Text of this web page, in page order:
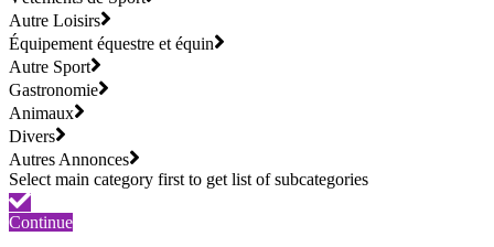
Autre Loisirs
Équipement équestre et équin
Autre Sport
Gastronomie
Animaux
Divers
Autres Annonces
Continue